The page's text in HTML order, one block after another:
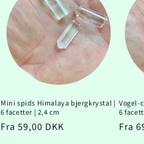
Mini spids Himalaya bjergkrystal |
6 facetter | 2,4 cm
Normalpris
Fra 59,00 DKK
Vogel-
6
Fra